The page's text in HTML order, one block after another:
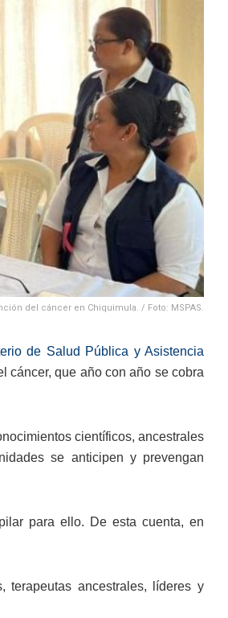
del cáncer en Chiquimula. / Foto: MSPAS.
de Salud Pública y Asistencia
cáncer, que año con año se cobra
científicos, ancestrales
se anticipen y prevengan
para ello. De esta cuenta, en
terapeutas ancestrales, líderes y